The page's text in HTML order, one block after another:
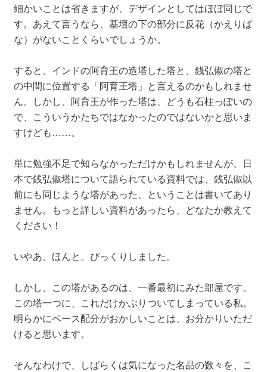
細かいことは省きますが、デザインとしてはほぼ同じで
す。あえて言うなら、基壇の下の部分に反花（かえりば
な）がないことくらいでしょうか。
すると、インドの阿育王の造塔した塔と、銭弘俶の塔と
の中間に位置する「阿育王塔」と言えるのかもしれませ
ん。しかし、阿育王が作った塔は、どうも石柱っぽいの
で、こういうかたちではなかったのではないかと思いま
すけども……。
単に勉強不足で知らなかっただけかもしれませんが、日
本で銭弘俶塔について語られている資料では、銭弘俶以
前にも同じような塔があった、ということは書いてあり
ません。もっと詳しい資料があったら、どなたか教えて
ください！
いやあ、ほんと。びっくりしました。
しかし、この塔があるのは、一番最初にみた部屋です。
この塔一つに、これだけかぶりついてしまっている私。
明らかにペース配分がおかしいことは、お分かりいただ
けると思います。
そんなわけで、しばらくは気になった名品の数々を、こ